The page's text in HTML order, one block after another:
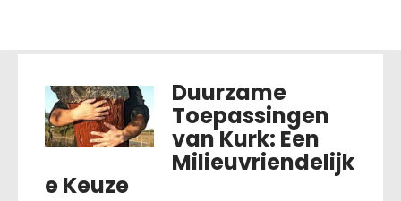
Duurzame
Toepassingen
van Kurk: Een
Milieuvriendelijk
e Keuze